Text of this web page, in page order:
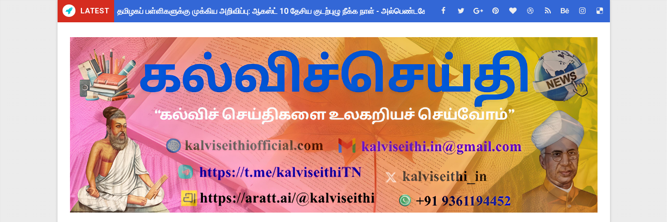
LATEST தமிழகப் பள்ளிகளுக்கு முக்கிய அறிவிப்பு: ஆகஸ்ட் 10 தேசிய குடற்புழு நீக்க நாள் - அல்பெண்டசோல் (Albendazole 400 mg) மாத்திரை வழங்க பள்ளிக்கல்வித்துறை
இராணிப்பேட்டை: ஆசிரியர்களுக்கு அரை நாள் OD அனுமதி! மக்கள் தொகை கணக்கெடுப்பு பணி சுற்றறிக்கை வெளியீடு!
Kalai Thiruvizha 2026 - 2027 Forms: கலைத் திருவிழா போட்டிகளுக்கான அனைத்து Excel & Word படிவங்கள் ஒரே லிங்க்கில்!
July 2026 Pay Slip Download: IFHRMS களஞ்சியம் வலைதளத்தில் ஜூலை மாத சம்பள சீட் டவுன்லோட் செய்யும் முறை!
4th & 5th Standard Ennum Ezhuthum Term 1 Set 10 Lesson Plan August 2026 - Download Link
2027 Census Duty for Teachers: புதுக்கோட்டை CEO வெளியிட்ட அவசர சுற்றறிக்கை - முழு விவரங்கள்!
Census 2027: கோவை பள்ளி ஆசிரியர்களுக்கு காலை, மாலை நேரங்களில் கணக்கெடுப்பு பணி செய்ய அனுமதி - ஆட்சியர் சுற்றறிக்கை!
திருவண்ணாமலை CEO அதிரடி உத்தரவு: முழு நாள் மக்கள் தொகை கணக்கெடுப்பு பணிக்குத் தடை! ஆசிரியர்களுக்கு புதிய விதிகள்!
ஆடித் திருவாதிரை 2026: ஆகஸ்ட் 10 உள்ளூர் விடுமுறை - முழு விவரங்கள்!